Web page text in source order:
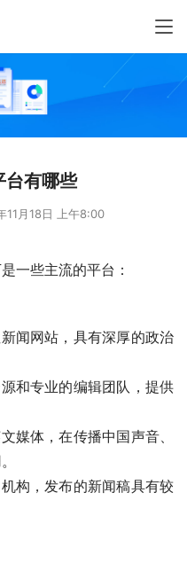
台有哪些
11月18日 上午8:00
一些主流的平台：